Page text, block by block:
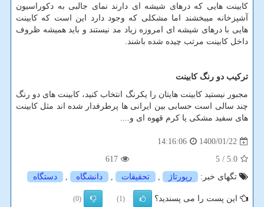
کابینت هایی که درهای شیشه ای دارند نمای جالبی به دکوراسیون
آشپزخانه میبخشند اما مشکلی که وجود دارد این است که کابینت
هایی با درهای شیشه ای امروزه زیاد مد نیستند و باید همیشه ظروف
داخل کابینت مرتب چیده شده باشند.
ترکیب دو رنگ کابینت
مجبور نیستید کابینت هایتان را یکرنگ انتخاب کنید، کابینت های دو رنگ
چند سالی است حسابی بین ایرانی ها پرطرفدار شده اند مثل کابینت
های سفید مشکی یا کرم قهوه ای و....
1400/01/22
14:16:06
5.0
/ 5
617
تگهای خبر:
رپورتاژ , تحقیقات , دانشگاه , دستگاه
این پست را می پسندید؟ (1)
(0)